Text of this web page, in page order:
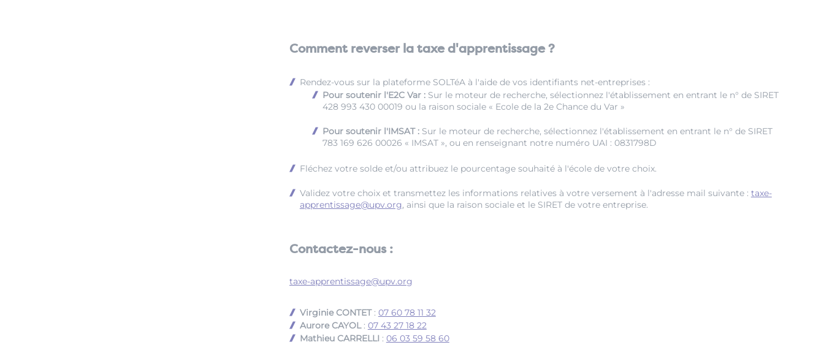
Comment reverser la taxe d'apprentissage ?
Rendez-vous sur la plateforme SOLTéA à l'aide de vos identifiants net-entreprises :
Pour soutenir l'E2C Var :Sur le moteur de recherche, sélectionnez l'établissement en entrant le n° de SIRET
428 993 430 00019 ou la raison sociale « Ecole de la 2e Chance du Var »
Pour soutenir l'IMSAT :Sur le moteur de recherche, sélectionnez l'établissement en entrant le n° de SIRET
783 169 626 00026 « IMSAT », ou en renseignant notre numéro UAI : 0831798D
Fléchez votre solde et/ou attribuez le pourcentage souhaité à l'école de votre choix.
Validez votre choix et transmettez les informations relatives à votre versement à l'adresse mail suivante : taxe-
apprentissage@upv.org, ainsi que la raison sociale et le SIRET de votre entreprise.
Contactez-nous :
taxe-apprentissage@upv.org
Virginie CONTET: 07 60 78 11 32
Aurore CAYOL: 07 43 27 18 22
Mathieu CARRELLI : 06 03 59 58 60